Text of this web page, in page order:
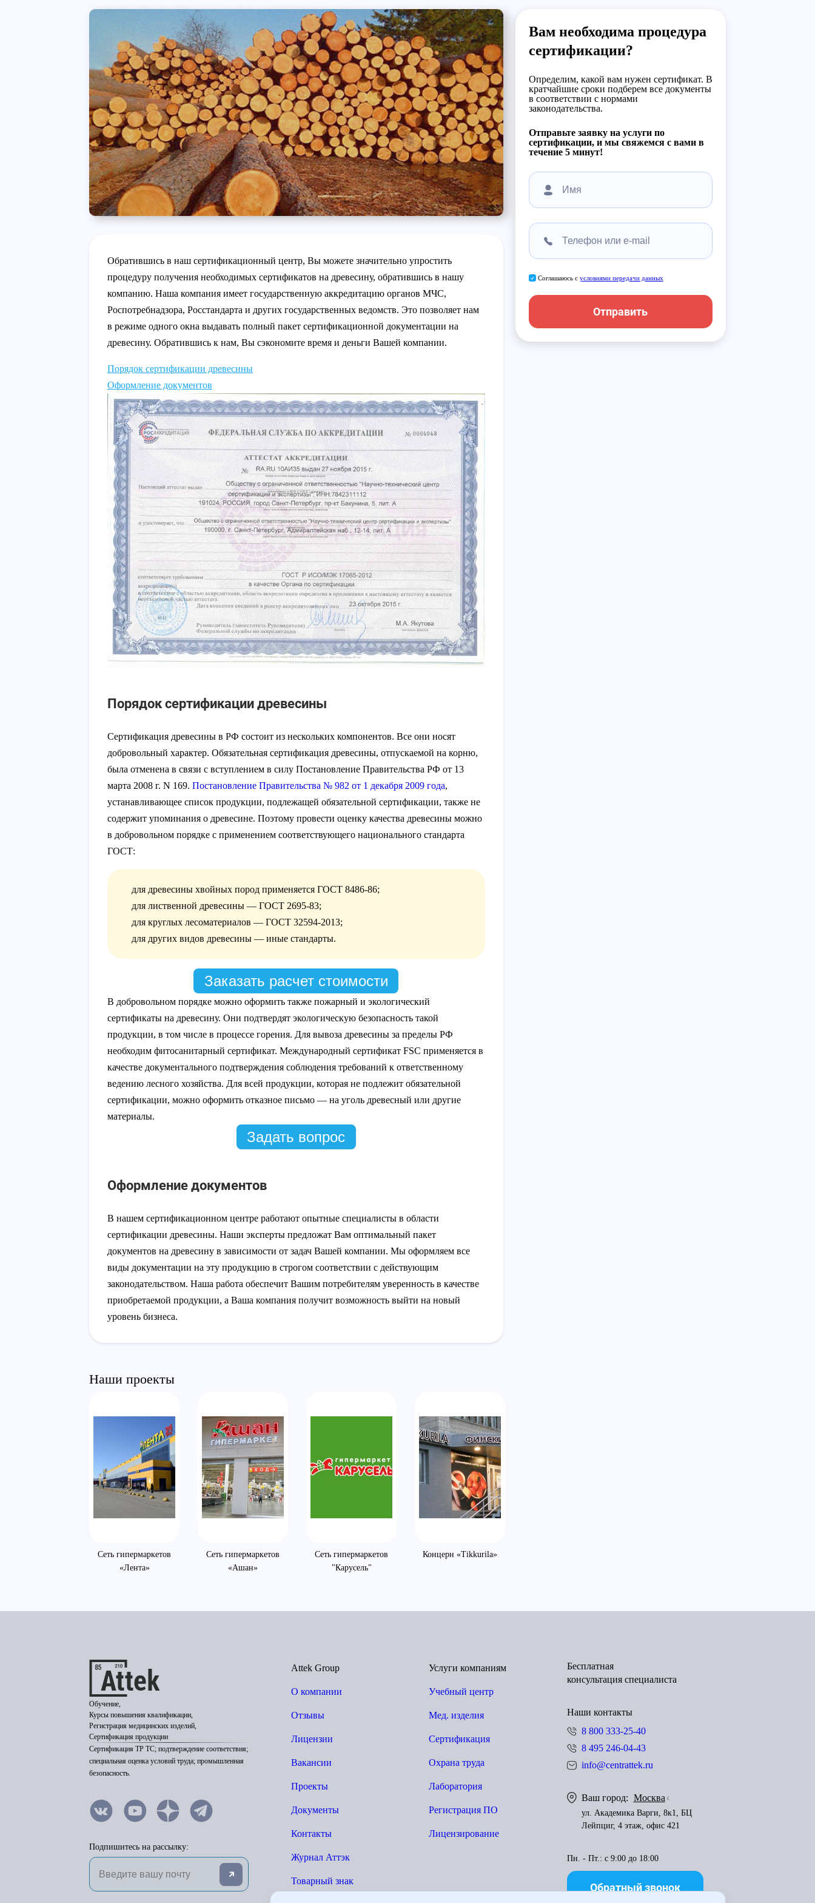
Обратившись в наш сертификационный центр, Вы можете значительно упростить
процедуру получения необходимых сертификатов на древесину, обратившись в нашу
компанию. Наша компания имеет государственную аккредитацию органов МЧС,
Роспотребнадзора, Росстандарта и других государственных ведомств. Это позволяет нам
в режиме одного окна выдавать полный пакет сертификационной документации на
древесину. Обратившись к нам, Вы сэкономите время и деньги Вашей компании.
Порядок сертификации древесины
Оформление документов
Порядок сертификации древесины
Сертификация древесины в РФ состоит из нескольких компонентов. Все они носят
добровольный характер. Обязательная сертификация древесины, отпускаемой на корню,
была отменена в связи с вступлением в силу Постановление Правительства РФ от 13
марта 2008 г. N 169. Постановление Правительства № 982 от 1 декабря 2009 года,
устанавливающее список продукции, подлежащей обязательной сертификации, также не
содержит упоминания о древесине. Поэтому провести оценку качества древесины можно
в добровольном порядке с применением соответствующего национального стандарта
ГОСТ:
для древесины хвойных пород применяется ГОСТ 8486-86;
для лиственной древесины — ГОСТ 2695-83;
для круглых лесоматериалов — ГОСТ 32594-2013;
для других видов древесины — иные стандарты.
Заказать расчет стоимости
В добровольном порядке можно оформить также пожарный и экологический
сертификаты на древесину. Они подтвердят экологическую безопасность такой
продукции, в том числе в процессе горения. Для вывоза древесины за пределы РФ
необходим фитосанитарный сертификат. Международный сертификат FSC применяется в
качестве документального подтверждения соблюдения требований к ответственному
ведению лесного хозяйства. Для всей продукции, которая не подлежит обязательной
сертификации, можно оформить отказное письмо — на уголь древесный или другие
материалы.
Задать вопрос
Оформление документов
В нашем сертификационном центре работают опытные специалисты в области
сертификации древесины. Наши эксперты предложат Вам оптимальный пакет
документов на древесину в зависимости от задач Вашей компании. Мы оформляем все
виды документации на эту продукцию в строгом соответствии с действующим
законодательством. Наша работа обеспечит Вашим потребителям уверенность в качестве
приобретаемой продукции, а Ваша компания получит возможность выйти на новый
уровень бизнеса.
Вам необходима процедура
сертификации?
Определим, какой вам нужен сертификат. В
кратчайшие сроки подберем все документы
в соответствии с нормами
законодательства.
Отправьте заявку на услуги по
сертификации, и мы свяжемся с вами в
течение 5 минут!
Соглашаюсь с условиями передачи данных
Отправить
Наши проекты
Сеть гипермаркетов
«Лента»
Сеть гипермаркетов
«Ашан»
Сеть гипермаркетов
"Карусель"
Концерн «Tikkurila»
Обучение,
Курсы повышения квалификации,
Регистрация медицинских изделий,
Сертификация продукции
Сертификация ТР ТС; подтверждение соответствия;
специальная оценка условий труда; промышленная
безопасность.
Подпишитесь на рассылку:
Attek Group
О компании
Отзывы
Лицензии
Вакансии
Проекты
Документы
Контакты
Журнал Аттэк
Товарный знак
Услуги компаниям
Учебный центр
Мед. изделия
Сертификация
Охрана труда
Лаборатория
Регистрация ПО
Лицензирование
Бесплатная
консультация специалиста
Наши контакты
8 800 333-25-40
8 495 246-04-43
info@centrattek.ru
Ваш город: Москва
ул. Академика Варги, 8к1, БЦ
Лейпциг, 4 этаж, офис 421
Пн. - Пт.: с 9:00 до 18:00
Обратный звонок